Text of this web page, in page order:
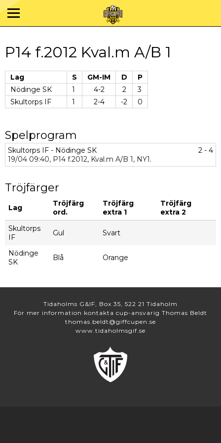
P14 f.2012 Kval.m A/B 1
Lag S GM-IM D
P
Nödinge SK
1 4-2 2
3
Skultorps IF
1 2-4 -2 0
Spelprogram
Skultorps IF - Nödinge SK
2 - 4
19/04 09:40, P14 f.2012, Kval.m A/B 1, NY1.
Tröjfärger
Lag
Tröjfärg
ord.
Tröjfärg
extra 1
Tröjfärg
extra 2
Skultorps
IF
Gul Svart
Nödinge
SK
Blå Orange
Tidaholms G&IF, Box 35, 522 21 Tidaholm
För mer information kontakta cup-ansvarig Thomas Beldt
thomas.beldt@giffcupen.se
www.tidaholmsgif.se